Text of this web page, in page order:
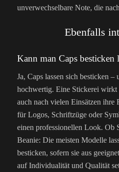
unverwechselbare Note, die
Ebenfalls
Kann man Caps besticken
Ja, Caps lassen sich besticken –
hochwertig. Eine Stickerei wirkt
auch nach vielen Einsätzen ihre
für Logos, Schriftzüge oder
einen professionellen Look. Ob
Beanie: Die meisten Modelle
besticken, sofern sie aus
auf Individualität und Qualität